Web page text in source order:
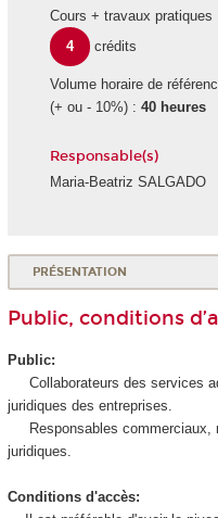
Cours + travaux pratiques
4
crédits
Volume horaire de
(+ ou - 10%) : 40 heures
Responsable(s)
Maria-Beatriz SALGADO
PRÉSENTATION
Public, conditions
Public:
Collaborateurs des services
juridiques des entreprises.
Responsables commerciaux,
juridiques.
Conditions d'accès: